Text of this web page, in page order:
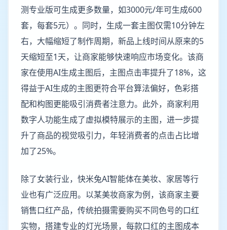
测专业版可生成更多数量，如3000元/年可生成600
套，每套5元）。同时，生成一套主图仅需10分钟左
右，大幅缩短了制作周期，新品上线时间从原来的5
天缩短至1天，让商家能够快速响应市场变化。该商
家在使用AI生成主图后，主图点击率提升了18%，这
得益于AI生成的主图更符合平台算法偏好，色彩搭
配和构图更能吸引消费者注意力。此外，商家利用
数字人功能生成了虚拟模特展示的主图，进一步提
升了商品的视觉吸引力，年轻消费者的点击占比增
加了25%。
除了女装行业，快米兔AI智能体在美妆、家居等行
业也有广泛应用。以某美妆商家为例，该商家主要
销售口红产品，传统拍摄需要购买不同色号的口红
实物，搭建专业的灯光场景，每款口红的主图成本